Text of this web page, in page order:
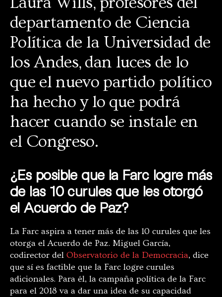
departamento de Ciencia
Política de la Universidad de
los Andes, dan luces de lo
que el nuevo partido político
ha hecho y lo que podrá
hacer cuando se instale en
el Congreso.
¿Es posible que la Farc logre más
de las 10 curules que les otorgó
el Acuerdo de Paz?
La Farc aspira a tener más de las 10 curules que les
otorga el Acuerdo de Paz. Miguel García,
codirector del Observatorio de la Democracia, dice
que sí es factible que la Farc logre curules
adicionales. Para él, la campaña política de la Farc
para el 2018 va a dar una idea de su capacidad